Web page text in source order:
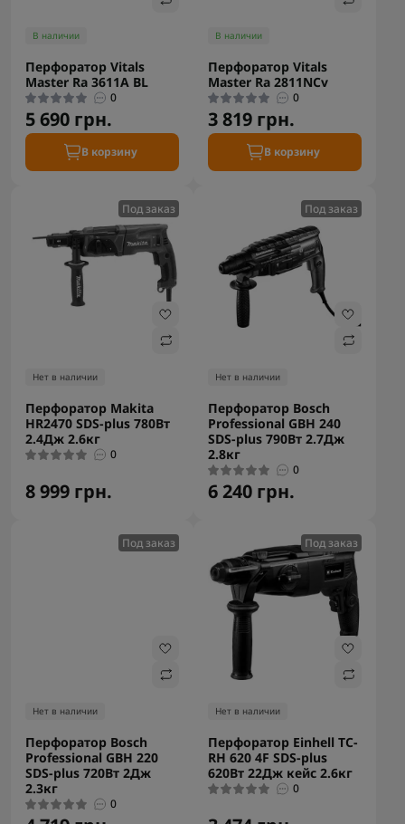
В наличии
Перфоратор Vitals
Master Ra 3611A BL
0
5 690 грн.
В корзину
В наличии
Перфоратор Vitals
Master Ra 2811NCv
0
3 819 грн.
В корзину
Под заказ
Нет в наличии
Перфоратор Makita
HR2470 SDS-plus 780Вт
2.4Дж 2.6кг
0
8 999 грн.
Под заказ
Нет в наличии
Перфоратор Bosch
Professional GBH 240
SDS-plus 790Вт 2.7Дж
2.8кг
0
6 240 грн.
Под заказ
Нет в наличии
Перфоратор Bosch
Professional GBH 220
SDS-plus 720Вт 2Дж
2.3кг
0
Под заказ
Нет в наличии
Перфоратор Einhell TC-
RH 620 4F SDS-plus
620Вт 22Дж кейс 2.6кг
0